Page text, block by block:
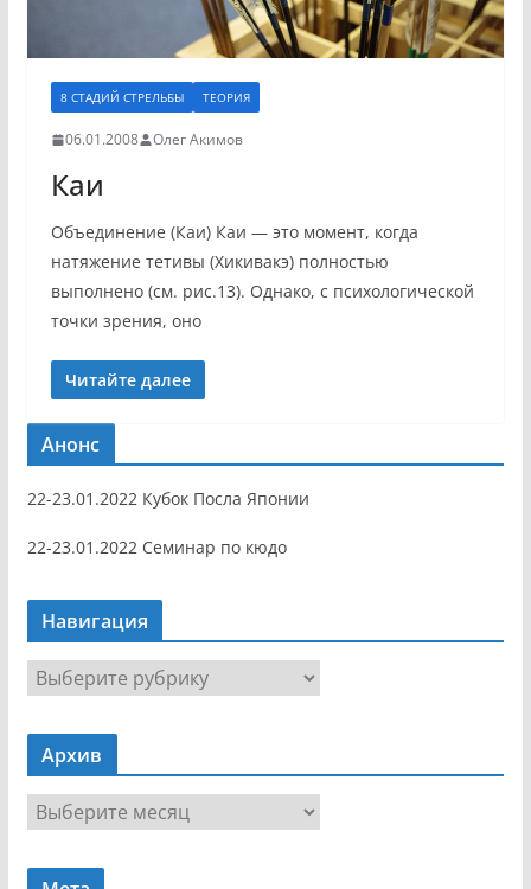
8 СТАДИЙ СТРЕЛЬБЫ ТЕОРИЯ
06.01.2008 Олег Акимов
Каи
Объединение (Каи) Каи — это момент, когда
натяжение тетивы (Хикивакэ) полностью
выполнено (см. рис.13). Однако, с психологической
точки зрения, оно
Читайте далее
Анонс
22-23.01.2022 Кубок Посла Японии
22-23.01.2022 Семинар по кюдо
Навигация
Н
в
г
Архив
х